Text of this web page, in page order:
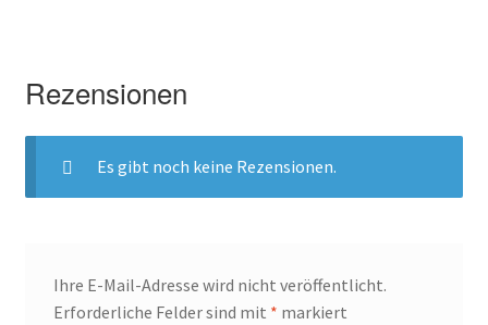
Rezensionen
Es gibt noch keine Rezensionen.
Ihre E-Mail-Adresse wird nicht veröffentlicht.
Erforderliche Felder sind mit * markiert